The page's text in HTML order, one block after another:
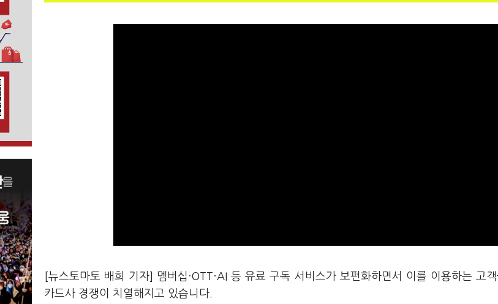
[뉴스토마토 배희 기자] 멤버십·OTT·AI 등 유료 구독 서비스가 보편화하면서 이를 이용하는 고
카드사 경쟁이 치열해지고 있습니다.